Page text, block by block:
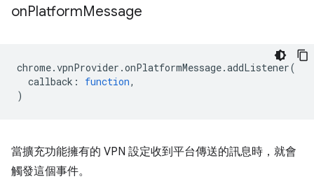
onPlatformMessage
chrome.vpnProvider .onPlatformMessage.addListener(
callback : function,
)
當擴充功能擁有的 VPN 設定收到平台傳送的訊息時，就會
觸發這個事件。